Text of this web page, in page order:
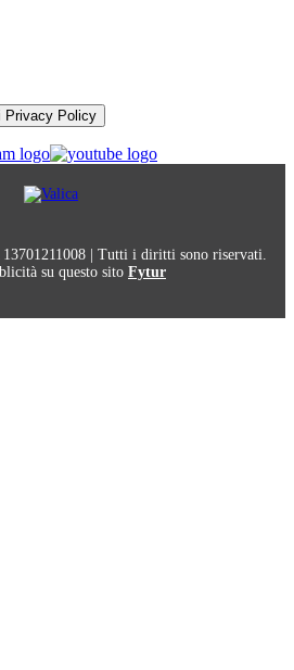
Privacy Policy
| Tutti i diritti sono riservati.
su questo sito Fytur